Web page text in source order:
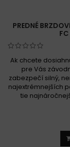
PREDNÉ
Ak chcete
pre Vás
zabezpečí silný,
najextrémnejších
tie